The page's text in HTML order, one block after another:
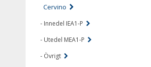
Cervino
- Innedel IEA1-P
- Utedel MEA1-P
- Övrigt